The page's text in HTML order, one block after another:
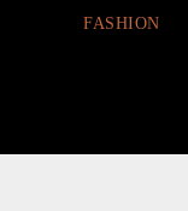
FASHION